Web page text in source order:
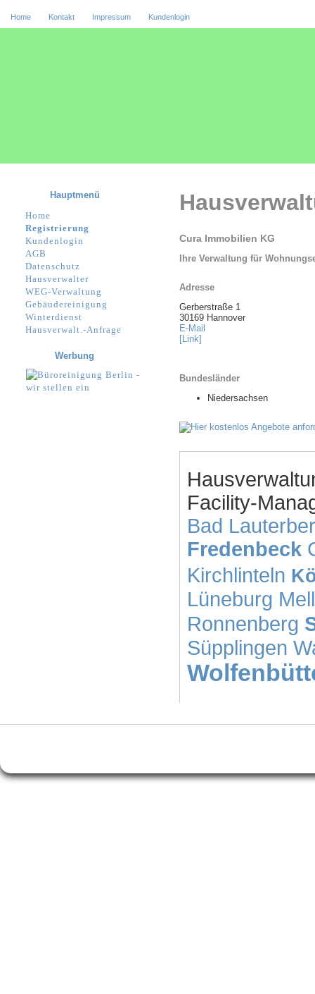
Home Kontakt Impressum Kundenlogin
Cura Immobilien KG
Ihre Verwaltung für
Adresse
Gerberstraße 1
30169 Hannover
E-Mail
[Link]
Bundesländer
Niedersachsen
Facility-
Bad
Fredenbeck
Kirchlinteln
Lüneburg
Ronnenberg
Süpplingen
Hauptmenü
Home
Registrierung
Kundenlogin
AGB
Datenschutz
Hausverwalter
WEG-Verwaltung
Gebäudereinigung
Winterdienst
Hausverwalt.-Anfrage
Werbung